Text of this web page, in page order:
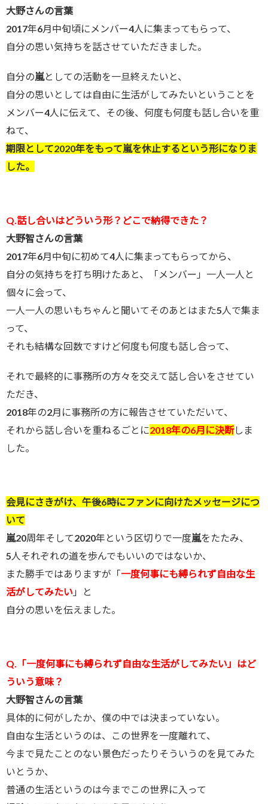
大野さんの言葉
2017年6月中旬頃にメンバー4人に集まってもらって、
自分の思い気持ちを話させていただきました。
自分の嵐としての活動を一旦終えたいと、
自分の思いとしては自由に生活がしてみたいということを
メンバー4人に伝えて、その後、何度も何度も話し合いを重
ねて、
期限として2020年をもって嵐を休止するという形になりま
した。
Q.話し合いはどういう形？どこで納得できた？
大野智さんの言葉
2017年6月中旬に初めて4人に集まってもらってから、
自分の気持ちを打ち明けたあと、「メンバー」一人一人と
個々に会って、
一人一人の思いもちゃんと聞いてそのあとはまた5人で集ま
って、
それも結構な回数ですけど何度も何度も話し合って、
それで最終的に事務所の方々を交えて話し合いをさせてい
ただき、
2018年の2月に事務所の方に報告させていただいて、
それから話し合いを重ねるごとに2018年の6月に決断しま
した。
会見にさきがけ、午後6時にファンに向けたメッセージにつ
いて
嵐20周年そして2020年という区切りで一度嵐をたたみ、
5人それぞれの道を歩んでもいいのではないか、
また勝手ではありますが「一度何事にも縛られず自由な生
活がしてみたい 」と
自分の思いを伝えました。
Q.「一度何事にも縛られず自由な生活がしてみたい」はど
ういう意味？
大野智さんの言葉
具体的に何がしたか、僕の中では決まっていない。
自由な生活というのは、この世界を一度離れて、
今まで見たことのない景色だったりそういうのを見てみた
いとうか、
普通の生活というのは今までこの世界に入って